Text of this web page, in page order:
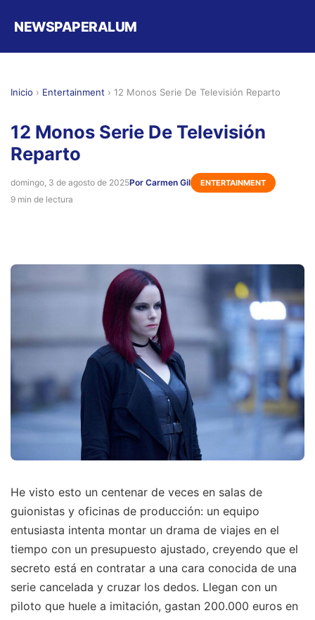
NEWSPAPERALUM
Inicio › Entertainment › 12 Monos Serie De Televisión Reparto
12 Monos Serie De Televisión
Reparto
domingo, 3 de agosto de 2025Por Carmen Gil ENTERTAINMENT
9 min de lectura
He visto esto un centenar de veces en salas de
guionistas y oficinas de producción: un equipo
entusiasta intenta montar un drama de viajes en el
tiempo con un presupuesto ajustado, creyendo que el
secreto está en contratar a una cara conocida de una
serie cancelada y cruzar los dedos. Llegan con un
piloto que huele a imitación, gastan 200.000 euros en